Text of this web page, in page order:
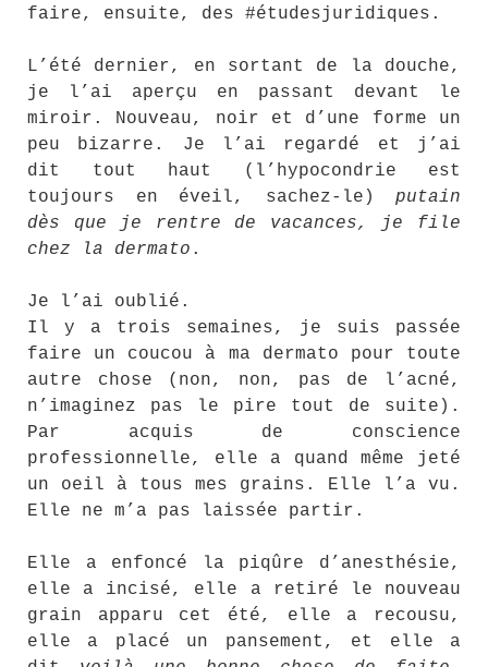
faire, ensuite, des #étudesjuridiques.
L’été dernier, en sortant de la douche,
je l’ai aperçu en passant devant le
miroir. Nouveau, noir et d’une forme un
peu bizarre. Je l’ai regardé et j’ai
dit tout haut (l’hypocondrie est
toujours en éveil, sachez-le) putain
dès que je rentre de vacances, je file
chez la dermato .
Je l’ai oublié.
Il y a trois semaines, je suis passée
faire un coucou à ma dermato pour toute
autre chose (non, non, pas de l’acné,
n’imaginez pas le pire tout de suite).
Par acquis de conscience
professionnelle, elle a quand même jeté
un oeil à tous mes grains. Elle l’a vu.
Elle ne m’a pas laissée partir.
Elle a enfoncé la piqûre d’anesthésie,
elle a incisé, elle a retiré le nouveau
grain apparu cet été, elle a recousu,
elle a placé un pansement, et elle a